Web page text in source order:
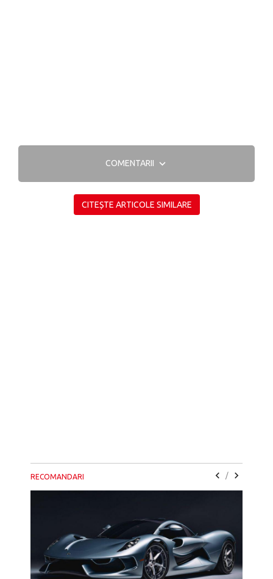
COMENTARII
CITEȘTE ARTICOLE SIMILARE
RECOMANDARI /